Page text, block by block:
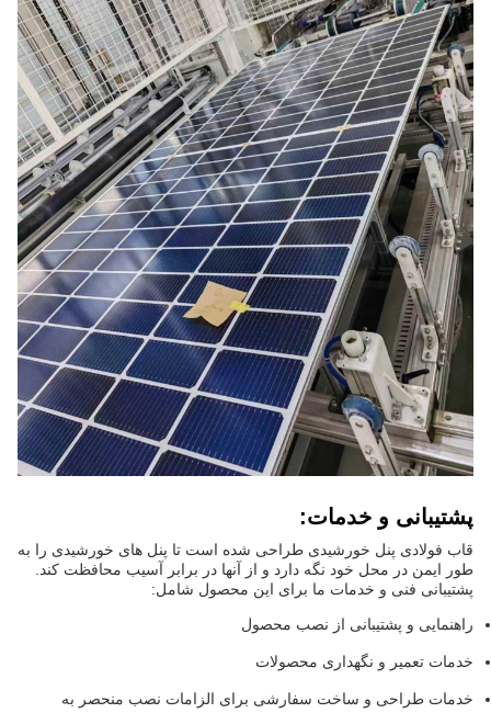
پشتیبانی و خدمات:
قاب فولادی پنل خورشیدی طراحی شده است تا پنل های خورشیدی را به
طور ایمن در محل خود نگه دارد و از آنها در برابر آسیب محافظت کند.
پشتیبانی فنی و خدمات ما برای این محصول شامل:
راهنمایی و پشتیبانی از نصب محصول
خدمات تعمیر و نگهداری محصولات
خدمات طراحی و ساخت سفارشی برای الزامات نصب منحصر به